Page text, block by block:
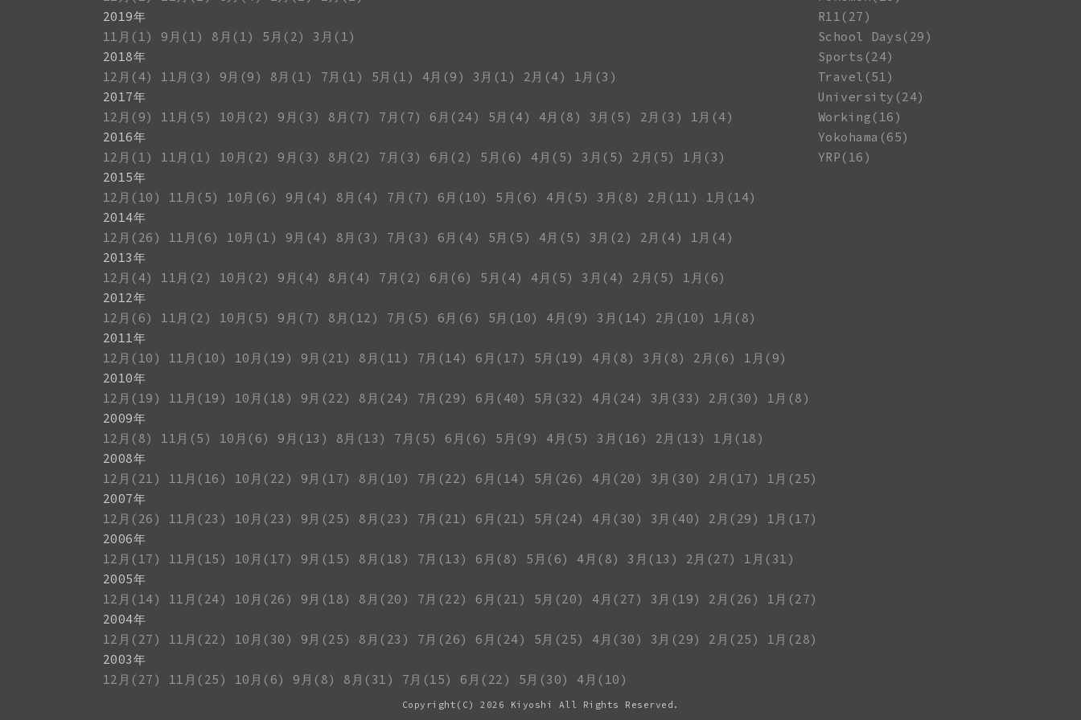
2019年
11月(1)
9月(1) 8月(1) 5月(2)
3月(1)
2018年
12月(4)
11月(3) 9月(9) 8月(1) 7月(1) 5月(1) 4月(9) 3月(1) 2月(4)
1月(3)
2017年
12月(9)
11月(5) 10月(2) 9月(3) 8月(7) 7月(7) 6月(24) 5月(4) 4月(8) 3月(5) 2月(3)
1月(4)
2016年
12月(1)
11月(1) 10月(2) 9月(3) 8月(2) 7月(3) 6月(2) 5月(6) 4月(5) 3月(5) 2月(5)
1月(3)
2015年
12月(10)
11月(5) 10月(6) 9月(4) 8月(4) 7月(7) 6月(10) 5月(6) 4月(5) 3月(8) 2月(11)
1月(14)
2014年
12月(26)
11月(6) 10月(1) 9月(4) 8月(3) 7月(3) 6月(4) 5月(5) 4月(5) 3月(2) 2月(4)
1月(4)
2013年
12月(4)
11月(2) 10月(2) 9月(4) 8月(4) 7月(2) 6月(6) 5月(4) 4月(5) 3月(4) 2月(5)
1月(6)
2012年
12月(6)
11月(2) 10月(5) 9月(7) 8月(12) 7月(5) 6月(6) 5月(10) 4月(9) 3月(14) 2月(10)
1月(8)
2011年
12月(10)
11月(10) 10月(19) 9月(21) 8月(11) 7月(14) 6月(17) 5月(19) 4月(8) 3月(8) 2月(6)
1月(9)
2010年
12月(19)
11月(19) 10月(18) 9月(22) 8月(24) 7月(29) 6月(40) 5月(32) 4月(24) 3月(33) 2月(30)
1月(8)
2009年
12月(8)
11月(5) 10月(6) 9月(13) 8月(13) 7月(5) 6月(6) 5月(9) 4月(5) 3月(16) 2月(13)
1月(18)
2008年
12月(21)
11月(16) 10月(22) 9月(17) 8月(10) 7月(22) 6月(14) 5月(26) 4月(20) 3月(30) 2月(17)
1月(25)
2007年
12月(26)
11月(23) 10月(23) 9月(25) 8月(23) 7月(21) 6月(21) 5月(24) 4月(30) 3月(40) 2月(29)
1月(17)
2006年
12月(17)
11月(15) 10月(17) 9月(15) 8月(18) 7月(13) 6月(8) 5月(6) 4月(8) 3月(13) 2月(27)
1月(31)
2005年
12月(14)
11月(24) 10月(26) 9月(18) 8月(20) 7月(22) 6月(21) 5月(20) 4月(27) 3月(19) 2月(26)
1月(27)
2004年
12月(27)
11月(22) 10月(30) 9月(25) 8月(23) 7月(26) 6月(24) 5月(25) 4月(30) 3月(29) 2月(25)
1月(28)
2003年
12月(27)
11月(25) 10月(6) 9月(8) 8月(31) 7月(15) 6月(22) 5月(30) 4月(10)
R11(27)
School Days(29)
Sports(24)
Travel(51)
University(24)
Working(16)
Yokohama(65)
YRP(16)
Copyright(C) 2026 Kiyoshi All Rights Reserved.